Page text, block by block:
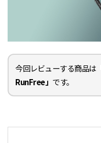
今回レビューする商品は
RunFree」 です。